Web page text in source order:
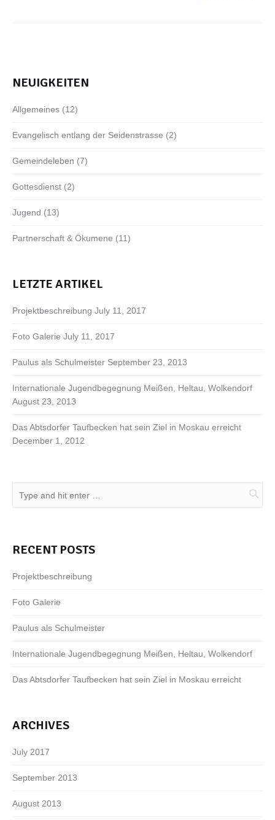
NEUIGKEITEN
Allgemeines (12)
Evangelisch entlang der Seidenstrasse (2)
Gemeindeleben (7)
Gottesdienst (2)
Jugend (13)
Partnerschaft & Ökumene (11)
LETZTE ARTIKEL
Projektbeschreibung July 11, 2017
Foto Galerie July 11, 2017
Paulus als Schulmeister September 23, 2013
Internationale Jugendbegegnung Meißen, Heltau, Wolkendorf
August 23, 2013
Das Abtsdorfer Taufbecken hat sein Ziel in Moskau erreicht
December 1, 2012
RECENT POSTS
Projektbeschreibung
Foto Galerie
Paulus als Schulmeister
Internationale Jugendbegegnung Meißen, Heltau, Wolkendorf
Das Abtsdorfer Taufbecken hat sein Ziel in Moskau erreicht
ARCHIVES
July 2017
September 2013
August 2013